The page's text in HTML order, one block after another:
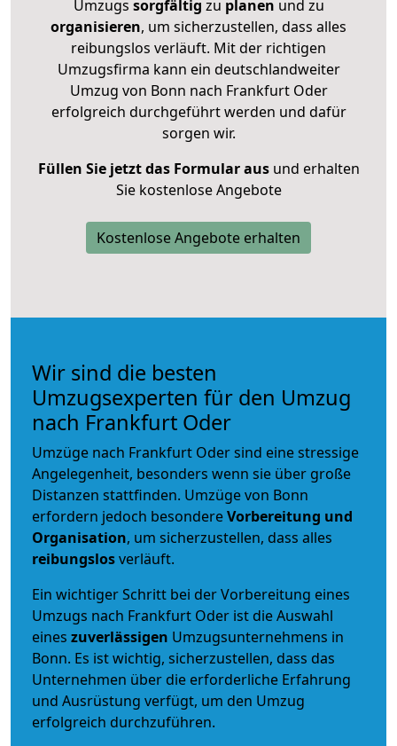
Umzugs sorgfältig zu planen und zu
organisieren, um sicherzustellen, dass alles
reibungslos verläuft. Mit der richtigen
Umzugsfirma kann ein deutschlandweiter
Umzug von Bonn nach Frankfurt Oder
erfolgreich durchgeführt werden und dafür
sorgen wir.
Füllen Sie jetzt das Formular ausund erhalten
Sie kostenlose Angebote
Kostenlose Angebote erhalten
Wir sind die besten
Umzugsexperten für den Umzug
nach Frankfurt Oder
Umzüge nach Frankfurt Oder sind eine stressige
Angelegenheit, besonders wenn sie über große
Distanzen stattfinden. Umzüge von Bonn
erfordern jedoch besondereVorbereitung und
Organisation, um sicherzustellen, dass alles
reibungslosverläuft.
Ein wichtiger Schritt bei der Vorbereitung eines
Umzugs nach Frankfurt Oder ist die Auswahl
eines zuverlässigen Umzugsunternehmens in
Bonn. Es ist wichtig, sicherzustellen, dass das
Unternehmen über die erforderliche Erfahrung
und Ausrüstung verfügt, um den Umzug
erfolgreich durchzuführen.